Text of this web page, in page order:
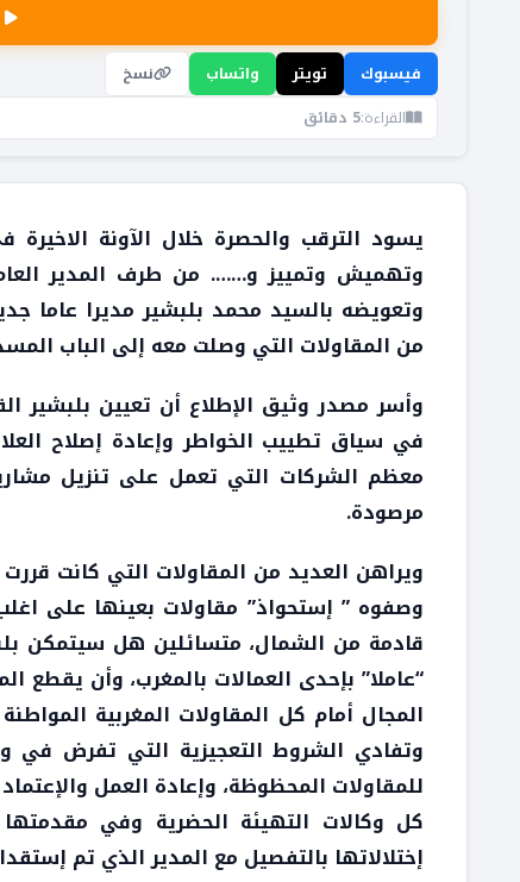
فيسبوك تويتر واتساب
نسخ
القراءة:5 دقائق
يسود الترقب والحصرة خلال الآونة
وتهميش وتمييز و……. من طرف المدير العام
وتعويضه بالسيد محمد بلبشير مديرا عاما
من المقاولات التي وصلت معه إلى الباب
وأسر مصدر وثيق الإطلاع أن تعيين بلبشير
في سياق تطييب الخواطر وإعادة إصلاح
معظم الشركات التي تعمل على تنزيل مشاريع
مرصودة.
ويراهن العديد من المقاولات التي كانت
وصفوه ” إستحواذ” مقاولات بعينها على
قادمة من الشمال، متسائلين هل سيتمكن
“عاملا” بإحدى العمالات بالمغرب، وأن
المجال أمام كل المقاولات المغربية
وتفادي الشروط التعجيزية التي تفرض في
كل وكالات التهيئة الحضرية وفي
إختلالاتها بالتفصيل مع المدير الذي تم